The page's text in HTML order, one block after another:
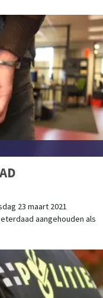
23 maart 2021
aangehouden als